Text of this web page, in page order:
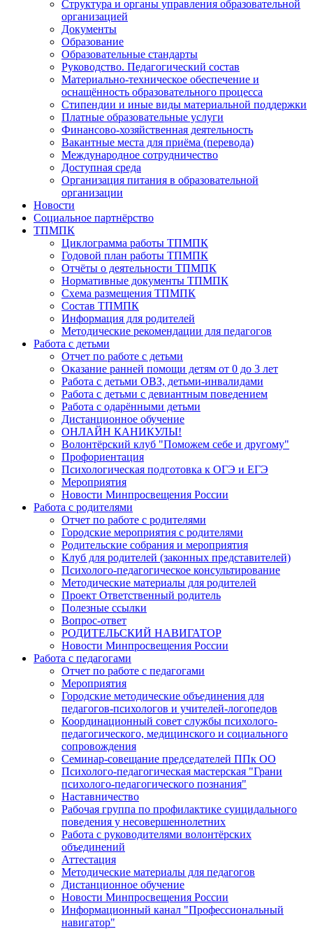
Структура и органы управления образовательной
организацией
Документы
Образование
Образовательные стандарты
Руководство. Педагогический состав
Материально-техническое обеспечение и
оснащённость образовательного процесса
Стипендии и иные виды материальной поддержки
Платные образовательные услуги
Финансово-хозяйственная деятельность
Вакантные места для приёма (перевода)
Международное сотрудничество
Доступная среда
Организация питания в образовательной
организации
Новости
Социальное партнёрство
ТПМПК
Циклограмма работы ТПМПК
Годовой план работы ТПМПК
Отчёты о деятельности ТПМПК
Нормативные документы ТПМПК
Схема размещения ТПМПК
Состав ТПМПК
Информация для родителей
Методические рекомендации для педагогов
Работа с детьми
Отчет по работе с детьми
Оказание ранней помощи детям от 0 до 3 лет
Работа с детьми ОВЗ, детьми-инвалидами
Работа с детьми с девиантным поведением
Работа с одарёнными детьми
Дистанционное обучение
ОНЛАЙН КАНИКУЛЫ!
Волонтёрский клуб "Поможем себе и другому"
Профориентация
Психологическая подготовка к ОГЭ и ЕГЭ
Мероприятия
Новости Минпросвещения России
Работа с родителями
Отчет по работе с родителями
Городские мероприятия с родителями
Родительские собрания и мероприятия
Клуб для родителей (законных представителей)
Психолого-педагогическое консультирование
Методические материалы для родителей
Проект Ответственный родитель
Полезные ссылки
Вопрос-ответ
РОДИТЕЛЬСКИЙ НАВИГАТОР
Новости Минпросвещения России
Работа с педагогами
Отчет по работе с педагогами
Мероприятия
Городские методические объединения для
педагогов-психологов и учителей-логопедов
Координационный совет службы психолого-
педагогического, медицинского и социального
сопровождения
Семинар-совещание председателей ППк ОО
Психолого-педагогическая мастерская "Грани
психолого-педагогического познания"
Наставничество
Рабочая группа по профилактике суицидального
поведения у несовершеннолетних
Работа с руководителями волонтёрских
объединений
Аттестация
Методические материалы для педагогов
Дистанционное обучение
Новости Минпросвещения России
Информационный канал "Профессиональный
навигатор"